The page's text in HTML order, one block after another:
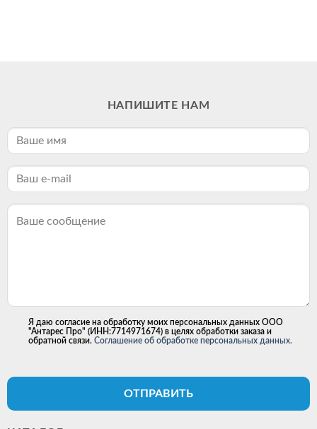
НАПИШИТЕ НАМ
Я даю согласие на обработку моих персональных данных ООО
"Антарес Про" (ИНН:7714971674) в целях обработки заказа и
обратной связи. Соглашение об обработке персональных данных.
ОТПРАВИТЬ